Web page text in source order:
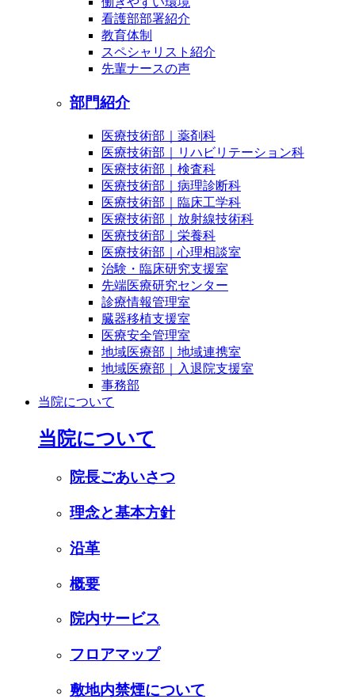
看護部部署紹介
教育体制
スペシャリスト紹介
先輩ナースの声
部門紹介
医療技術部｜薬剤科
医療技術部｜リハビリテーション科
医療技術部｜検査科
医療技術部｜病理診断科
医療技術部｜臨床工学科
医療技術部｜放射線技術科
医療技術部｜栄養科
医療技術部｜心理相談室
治験・臨床研究支援室
先端医療研究センター
診療情報管理室
臓器移植支援室
医療安全管理室
地域医療部｜地域連携室
地域医療部｜入退院支援室
事務部
当院について
当院について
院長ごあいさつ
理念と基本方針
沿革
概要
院内サービス
フロアマップ
敷地内禁煙について